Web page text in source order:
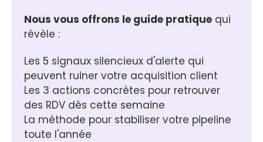
Nous vous offrons le guide pratique qui
révèle :
Les 5 signaux silencieux d'alerte qui
peuvent ruiner votre acquisition client
Les 3 actions concrètes pour retrouver
des RDV dès cette semaine
La méthode pour stabiliser votre pipeline
toute l'année